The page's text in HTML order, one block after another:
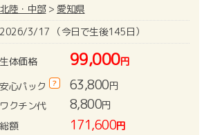
北陸・中部> 愛知県
2026/3/17 （今日で生後145日）
生体価格 99,000円
安心パック
? 63,800円
ワクチン代
8,800円
総額
171,600円